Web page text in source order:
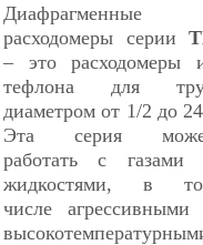
Диафрагменные
расходомеры серии
– это расходомеры
тефлона для
диаметром от 1/2 до
Эта серия
работать с газами
жидкостями, в
числе агрессивными